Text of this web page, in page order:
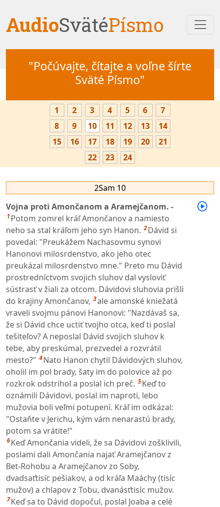
AudioSvätéPísmo
"Počúvajte, čítajte a voľne šírte
Sväté Písmo"
1 2 3 4 5 6
7
8
9 10 11 12 13
14
15
16 17 18 19 20
21
22
23 24
2Sam 10
Vojna proti Amončanom a Aramejčanom. -
1 Potom zomrel kráľ Amončanov a namiesto
neho sa stal kráľom jeho syn Hanon. 2 Dávid si
povedal: "Preukážem Nachasovmu synovi
Hanonovi milosrdenstvo, ako jeho otec
preukázal milosrdenstvo mne." Preto mu Dávid
prostredníctvom svojich sluhov dal vysloviť
sústrasť v žiali za otcom. Dávidovi sluhovia prišli
do krajiny Amončanov, 3ale amonské kniežatá
vraveli svojmu pánovi Hanonovi: "Nazdávaš sa,
že si Dávid chce uctiť tvojho otca, keď ti poslal
tešiteľov? A neposlal Dávid svojich sluhov k
tebe, aby preskúmal, prezvedel a rozvrátil
mesto?" 4 Nato Hanon chytil Dávidových sluhov,
oholil im pol brady, šaty im do polovice až po
rozkrok odstrihol a poslal ich preč. 5 Keď to
oznámili Dávidovi, poslal im naproti, lebo
mužovia boli veľmi potupení. Kráľ im odkázal:
"Ostaňte v Jerichu, kým vám nenarastú brady,
potom sa vrátite!"
6 Keď Amončania videli, že sa Dávidovi zošklivili,
poslami dali Amončania najať Aramejčanov z
Bet-Rohobu a Aramejčanov zo Soby,
dvadsaťtisíc pešiakov, a od kráľa Maáchy (tisíc
mužov) a chlapov z Tobu, dvanásťtisíc mužov.
7 Keď sa to Dávid dopočul, poslal Joaba a celé